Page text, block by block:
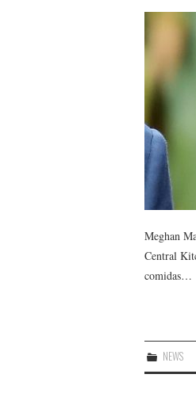
Meghan
Central
comidas…
NEWS